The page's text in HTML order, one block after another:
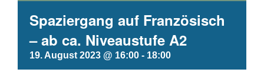
Spaziergang auf Französisch
– ab ca. Niveaustufe A2
19. August 2023 @ 16:00 - 18:00